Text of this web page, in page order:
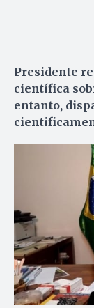
Presidente
científica
entanto,